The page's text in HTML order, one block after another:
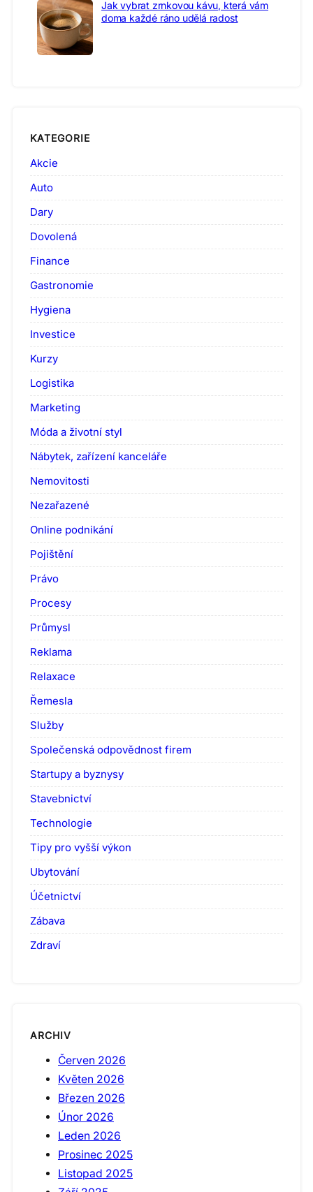
Jak vybrat zrnkovou kávu, která vám
doma každé ráno udělá radost
KATEGORIE
Akcie
Auto
Dary
Dovolená
Finance
Gastronomie
Hygiena
Investice
Kurzy
Logistika
Marketing
Móda a životní styl
Nábytek, zařízení kanceláře
Nemovitosti
Nezařazené
Online podnikání
Pojištění
Právo
Procesy
Průmysl
Reklama
Relaxace
Řemesla
Služby
Společenská odpovědnost firem
Startupy a byznysy
Stavebnictví
Technologie
Tipy pro vyšší výkon
Ubytování
Účetnictví
Zábava
Zdraví
ARCHIV
Červen 2026
Květen 2026
Březen 2026
Únor 2026
Leden 2026
Prosinec 2025
Listopad 2025